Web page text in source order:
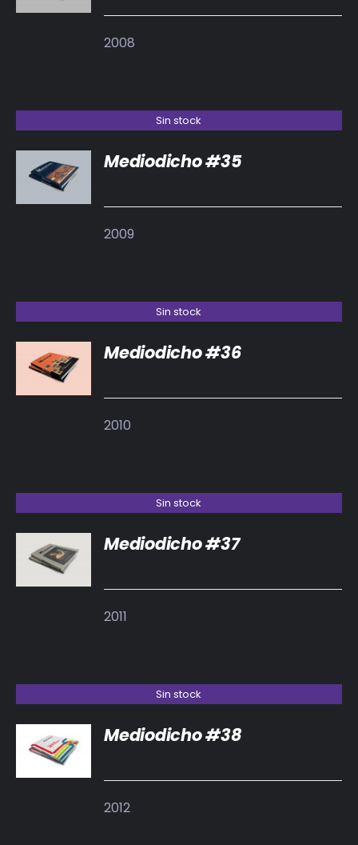
2008
Sin stock
DETALLES
Mediodicho #35
2009
Sin stock
DETALLES
Mediodicho #36
2010
Sin stock
DETALLES
Mediodicho #37
2011
Sin stock
DETALLES
Mediodicho #38
2012